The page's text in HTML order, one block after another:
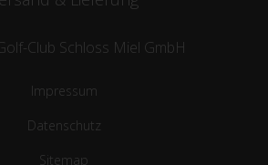
Club Schloss Miel GmbH
Impressum
Datenschutz
Sitemap